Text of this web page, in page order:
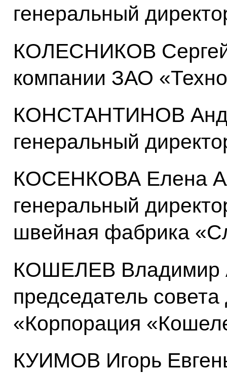
генеральный
КОЛЕСНИКОВ Сергей
компании ЗАО
КОНСТАНТИНОВ
генеральный
КОСЕНКОВА Елена
генеральный
швейная фабрика
КОШЕЛЕВ Владимир
председатель
«Корпорация
КУИМОВ Игорь